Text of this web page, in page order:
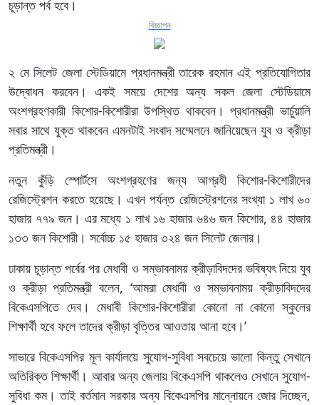
চূড়ান্ত পর্ব হবে।
বিজ্ঞাপন
২ মে সিলেট জেলা স্টেডিয়ামে প্রধানমন্ত্রী তারেক রহমান এই প্রতিযোগিতার
উদ্বোধন করবেন। একই সময়ে দেশের অন্য সকল জেলা স্টেডিয়ামে
অংশগ্রহণকারী কিশোর-কিশোরীরা উপস্থিত থাকবেন। প্রধানমন্ত্রী ভার্চুয়ালি
সবার সাথে যুক্ত থাকবেন এমনটাই সংবাদ সম্মেলনে জানিয়েছেন যুব ও ক্রীড়া
প্রতিমন্ত্রী।
নতুন কুঁড়ি স্পোর্টসে অংশগ্রহণের জন্য আগ্রহী কিশোর-কিশোরীদের
রেজিস্ট্রেশন করতে হয়েছে। এখন পর্যন্ত রেজিস্ট্রেশনের সংখ্যা ১ লাখ ৬০
হাজার ৭৭৯ জন। এর মধ্যে ১ লাখ ১৬ হাজার ৬৪৬ জন কিশোর, ৪৪ হাজার
১৩৩ জন কিশোরী। সর্বোচ্চ ১৫ হাজার ৩২৪ জন সিলেট জেলার।
ঢাকায় চূড়ান্ত পর্বের পর মেধাবী ও সম্ভাবনাময় ক্রীড়াবিদদের ভবিষ্যৎ নিয়ে যুব
ও ক্রীড়া প্রতিমন্ত্রী বলেন, ‘আমরা মেধাবী ও সম্ভাবনাময় ক্রীড়াবিদদের
বিকেএসপিতে দেব। মেধাবী কিশোর-কিশোরীরা কোনো না কোনো স্কুলের
শিক্ষার্থী হবে ফলে তাদের ক্রীড়া বৃত্তির আওতায় আনা হবে।’
সাভারে বিকেএসপির মূল কার্যালয়ে সুযোগ-সুবিধা সবচেয়ে ভালো কিন্তু সেখানে
অতিরিক্ত শিক্ষার্থী। আবার অন্য জেলায় বিকেএসপি থাকলেও সেখানে সুযোগ-
সুবিধা কম। তাই বর্তমান সরকার অন্য বিকেএসপির মান্নোয়নে জোর দিচ্ছেন,